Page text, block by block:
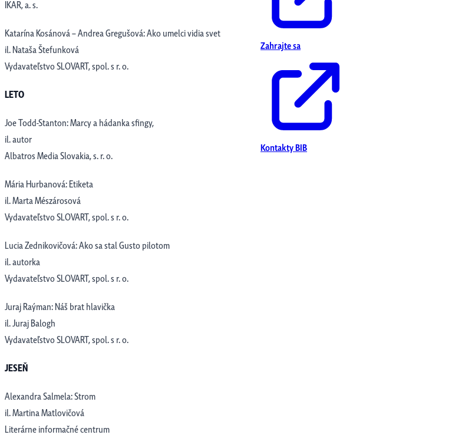
Zahrajte sa
Kontakty BIB
IKAR, a. s.
Katarína Kosánová – Andrea Gregušová: Ako umelci vidia svet
il. Nataša Štefunková
Vydavateľstvo SLOVART, spol. s r. o.
LETO
Joe Todd-Stanton: Marcy a hádanka sfingy,
il. autor
Albatros Media Slovakia, s. r. o.
Mária Hurbanová: Etiketa
il. Marta Mészárosová
Vydavateľstvo SLOVART, spol. s r. o.
Lucia Zednikovičová: Ako sa stal Gusto pilotom
il. autorka
Vydavateľstvo SLOVART, spol. s r. o.
Juraj Raýman: Náš brat hlavička
il. Juraj Balogh
Vydavateľstvo SLOVART, spol. s r. o.
JESEŇ
Alexandra Salmela: Strom
il. Martina Matlovičová
Literárne informačné centrum